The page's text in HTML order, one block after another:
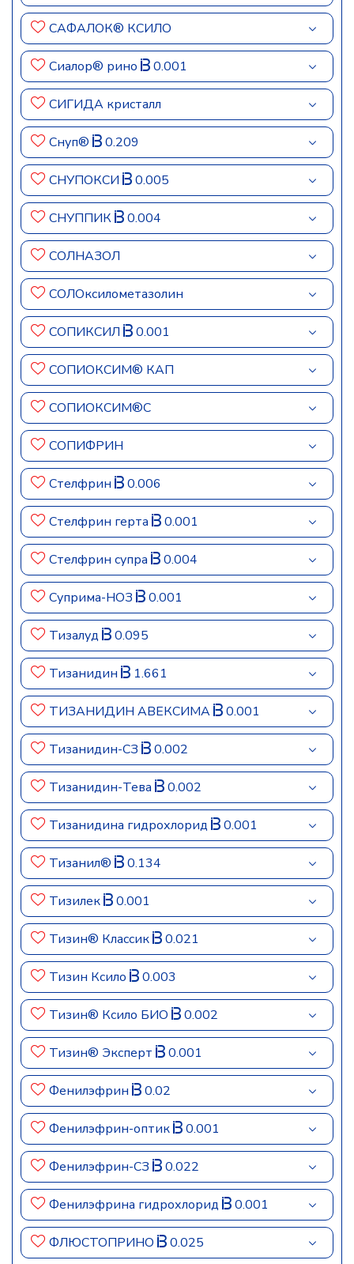
САФАЛОК® КСИЛО
Сиалор® рино 0.001
СИГИДА кристалл
Снуп® 0.209
СНУПОКСИ 0.005
СНУППИК 0.004
СОЛНАЗОЛ
СОЛОксилометазолин
СОПИКСИЛ 0.001
СОПИОКСИМ® КАП
СОПИОКСИМ®С
СОПИФРИН
Стелфрин 0.006
Стелфрин герта 0.001
Стелфрин супра 0.004
Суприма-НОЗ 0.001
Тизалуд 0.095
Тизанидин 1.661
ТИЗАНИДИН АВЕКСИМА 0.001
Тизанидин-СЗ 0.002
Тизанидин-Тева 0.002
Тизанидина гидрохлорид 0.001
Тизанил® 0.134
Тизилек 0.001
Тизин® Классик 0.021
Тизин Ксило 0.003
Тизин® Ксило БИО 0.002
Тизин® Эксперт 0.001
Фенилэфрин 0.02
Фенилэфрин-оптик 0.001
Фенилэфрин-СЗ 0.022
Фенилэфрина гидрохлорид 0.001
ФЛЮСТОПРИНО 0.025